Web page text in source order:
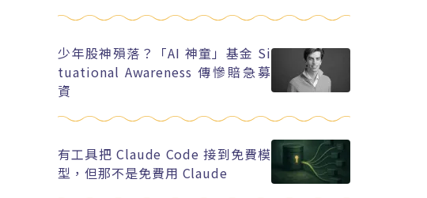
少年股神殞落？「AI 神童」基金 Si
tuational Awareness 傳慘賠急募
資
有工具把 Claude Code 接到免費模
型，但那不是免費用 Claude